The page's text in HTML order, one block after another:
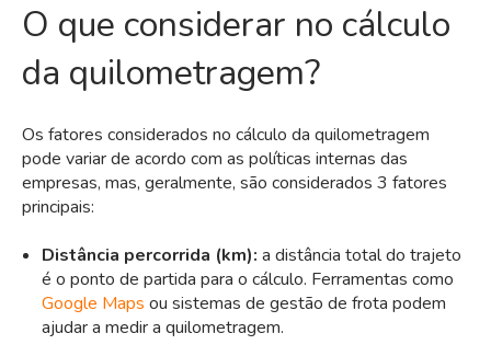
O que considerar no cálculo
da quilometragem?
Os fatores considerados no cálculo da quilometragem
pode variar de acordo com as políticas internas das
empresas, mas, geralmente, são considerados 3 fatores
principais:
Distância percorrida (km): a distância total do trajeto
é o ponto de partida para o cálculo. Ferramentas como
Google Maps ou sistemas de gestão de frota podem
ajudar a medir a quilometragem.